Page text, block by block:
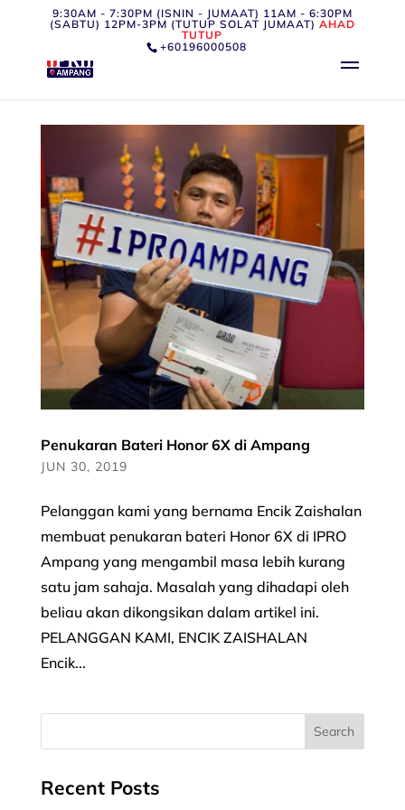
9:30AM - 7:30PM (ISNIN - JUMAAT) 11AM - 6:30PM
(SABTU) 12PM-3PM (TUTUP SOLAT JUMAAT) AHAD
TUTUP
+60196000508
Penukaran Bateri Honor 6X di Ampang
JUN 30, 2019
Pelanggan kami yang bernama Encik Zaishalan
membuat penukaran bateri Honor 6X di IPRO
Ampang yang mengambil masa lebih kurang
satu jam sahaja. Masalah yang dihadapi oleh
beliau akan dikongsikan dalam artikel ini.
PELANGGAN KAMI, ENCIK ZAISHALAN
Encik...
Recent Posts